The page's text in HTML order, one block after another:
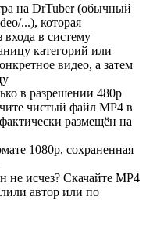
на DrTuber (обычный
...), которая
входа в систему
категорий или
видео, а затем
в разрешении 480p
чистый файл MP4 в
размещён на
1080p, сохраненная
не исчез? Скачайте MP4
автор или по